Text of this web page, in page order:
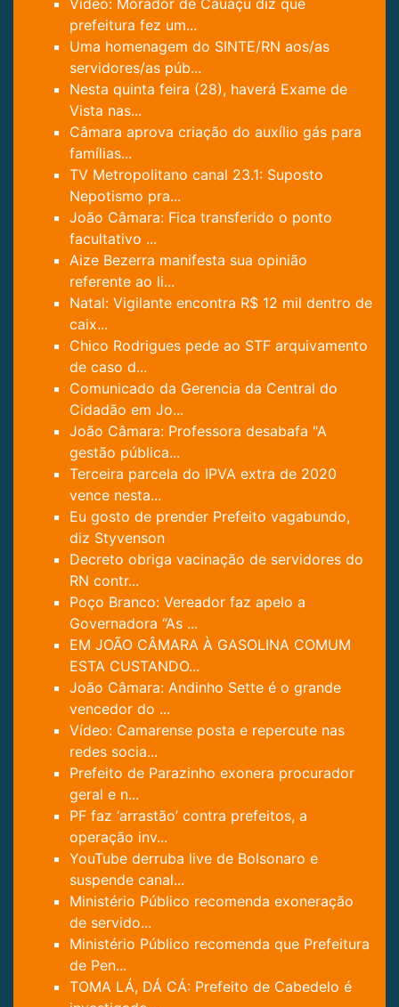
Vídeo: Morador de Cauaçu diz que
prefeitura fez um...
Uma homenagem do SINTE/RN aos/as
servidores/as púb...
Nesta quinta feira (28), haverá Exame de
Vista nas...
Câmara aprova criação do auxílio gás para
famílias...
TV Metropolitano canal 23.1: Suposto
Nepotismo pra...
João Câmara: Fica transferido o ponto
facultativo ...
Aize Bezerra manifesta sua opinião
referente ao li...
Natal: Vigilante encontra R$ 12 mil dentro de
caix...
Chico Rodrigues pede ao STF arquivamento
de caso d...
Comunicado da Gerencia da Central do
Cidadão em Jo...
João Câmara: Professora desabafa "A
gestão pública...
Terceira parcela do IPVA extra de 2020
vence nesta...
Eu gosto de prender Prefeito vagabundo,
diz Styvenson
Decreto obriga vacinação de servidores do
RN contr...
Poço Branco: Vereador faz apelo a
Governadora “As ...
EM JOÃO CÂMARA À GASOLINA COMUM
ESTA CUSTANDO...
João Câmara: Andinho Sette é o grande
vencedor do ...
Vídeo: Camarense posta e repercute nas
redes socia...
Prefeito de Parazinho exonera procurador
geral e n...
PF faz ‘arrastão’ contra prefeitos, a
operação inv...
YouTube derruba live de Bolsonaro e
suspende canal...
Ministério Público recomenda exoneração
de servido...
Ministério Público recomenda que Prefeitura
de Pen...
TOMA LÁ, DÁ CÁ: Prefeito de Cabedelo é